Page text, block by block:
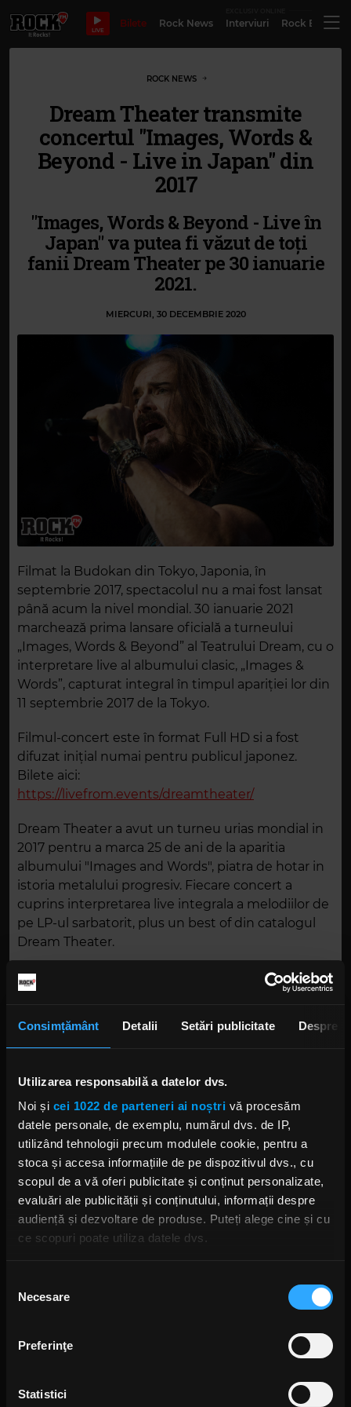
Consimțământ Detalii Setări publicitate Despre
Utilizarea responsabilă a datelor dvs.
Noi și cei 1022 de parteneri ai noștri vă procesăm
datele personale, de exemplu, numărul dvs. de IP,
utilizând tehnologii precum modulele cookie, pentru a
stoca și accesa informațiile de pe dispozitivul dvs., cu
scopul de a vă oferi publicitate și conținut personalizate,
evaluări ale publicității și conținutului, informații despre
audiență și dezvoltare de produse. Puteți alege cine și cu
ce scopuri poate utiliza datele dvs.
Să colectăm informațiile cu privire la locația dvs.
Să vă identificăm dispozitivul scanândul-l în mod
activ după caracteristici specifice (amprentare)
dvs. personale și configurați-vă preferințele la
secțiunea
consimțământului
Necesare
Preferinţe
Statistici
LIVE
Bilete Rock News Interviuri Rock
ROCK NEWS
Dream Theater transmite
concertul "Images, Words &
Beyond - Live in Japan" din
2017
"Images, Words & Beyond - Live în
Japan" va putea fi văzut de toți
fanii Dream Theater pe 30 ianuarie
2021.
MIERCURI, 30 DECEMBRIE 2020
Filmat la Budokan din Tokyo, Japonia, în
septembrie 2017, spectacolul nu a mai fost lansat
până acum la nivel mondial. 30 ianuarie 2021
marchează prima lansare oficială a turneului
„Images, Words & Beyond” al Teatrului Dream, cu o
interpretare live al albumului clasic, „Images &
Words”, capturat integral în timpul apariției lor din
11 septembrie 2017 de la Tokyo.
Filmul-concert este în format Full HD si a fost
difuzat inițial numai pentru publicul japonez.
Bilete aici:
https://livefrom.events/dreamtheater/
Dream Theater a avut un turneu urias mondial in
2017 pentru a marca 25 de ani de la aparitia
albumului "Images and Words", piatra de hotar in
istoria metalului progresiv. Fiecare concert a
cuprins interpretarea live integrala a melodiilor de
pe LP-ul sarbatorit, plus un best of din catalogul
Dream Theater.
Rock News
Yngwie Malmsteen anunță
albumul Hell or High Water și